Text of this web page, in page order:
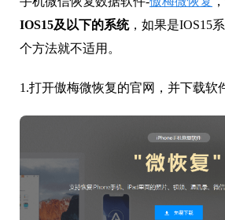
IOS15及以下的系统，如果是IOS15
个方法就不适用。
1.打开傲梅微恢复的官网，并下载软